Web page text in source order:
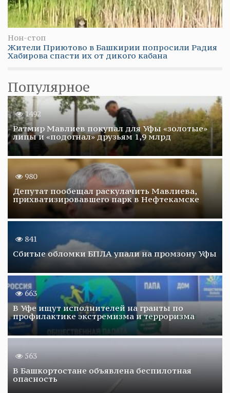
Нон-стоп
Жители Приютово в Башкирии попросили Радия
Хабирова спасти их от дикого кабана
Популярное
1492
Ратмир Мавлиев покупал для Уфы «золотые»
липы и «подогнал» друзьям 1,9 млрд
980
Депутат пообещал раскулачить Мавлиева,
прихватизировавшего парк в Нефтекамске
841
Сбитые обломки БПЛА упали на промзону Уфы
663
В Уфе ищут исполнителей на гранты по
профилактике экстремизма и терроризма
563
В Башкортостане объявлена беспилотная
опасность